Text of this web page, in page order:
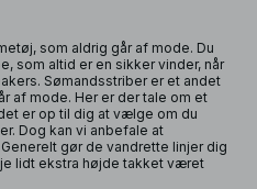
som aldrig går af mode. Du
som altid er en sikker vinder, når
Sømandsstriber er et andet
af mode. Her er der tale om et
er op til dig at vælge om du
Dog kan vi anbefale at
gør de vandrette linjer dig
lidt ekstra højde takket været